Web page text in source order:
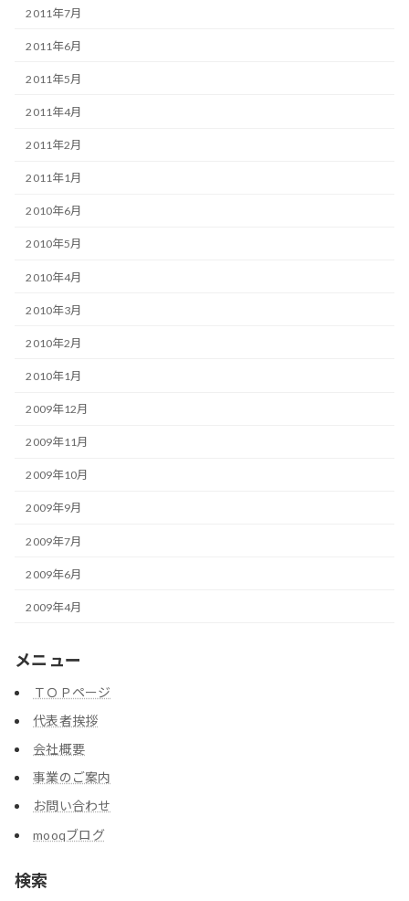
2011年7月
2011年6月
2011年5月
2011年4月
2011年2月
2011年1月
2010年6月
2010年5月
2010年4月
2010年3月
2010年2月
2010年1月
2009年12月
2009年11月
2009年10月
2009年9月
2009年7月
2009年6月
2009年4月
メニュー
ＴＯＰページ
代表者挨拶
会社概要
事業のご案内
お問い合わせ
mooqブログ
検索